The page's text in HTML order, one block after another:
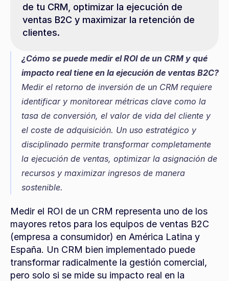
de tu CRM, optimizar la ejecución de
ventas B2C y maximizar la retención de
clientes.
¿Cómo se puede medir el ROI de un CRM y qué
impacto real tiene en la ejecución de ventas B2C?
Medir el retorno de inversión de un CRM requiere
identificar y monitorear métricas clave como la
tasa de conversión, el valor de vida del cliente y
el coste de adquisición. Un uso estratégico y
disciplinado permite transformar completamente
la ejecución de ventas, optimizar la asignación de
recursos y maximizar ingresos de manera
sostenible.
Medir el ROI de un CRM representa uno de los
mayores retos para los equipos de ventas B2C
(empresa a consumidor) en América Latina y
España. Un CRM bien implementado puede
transformar radicalmente la gestión comercial,
pero solo si se mide su impacto real en la